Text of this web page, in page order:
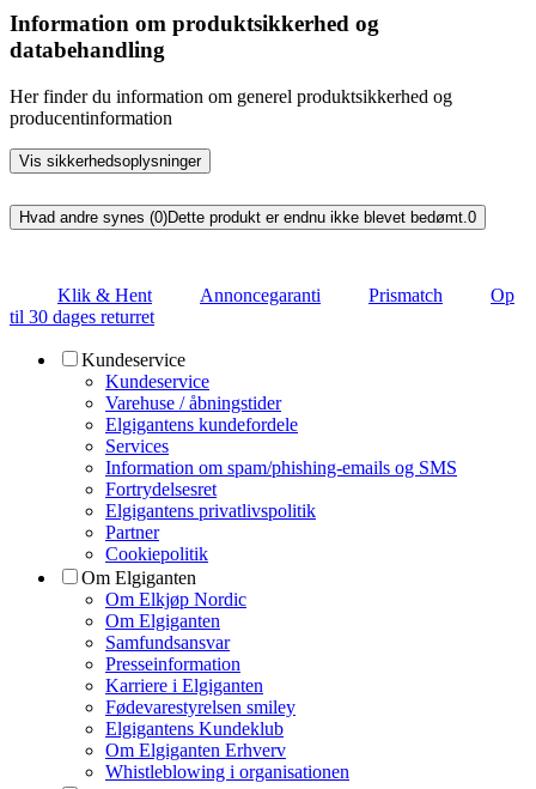
Information om produktsikkerhed og
databehandling
Her finder du information om generel produktsikkerhed og
producentinformation
Vis sikkerhedsoplysninger
Hvad andre synes (0)Dette produkt er endnu ikke blevet bedømt. 0
Klik & Hent Annoncegaranti Prismatch
Op
til 30 dages returret
Kundeservice
Kundeservice
Varehuse / åbningstider
Elgigantens kundefordele
Services
Information om spam/phishing-emails og SMS
Fortrydelsesret
Elgigantens privatlivspolitik
Partner
Cookiepolitik
Om Elgiganten
Om Elkjøp Nordic
Om Elgiganten
Samfundsansvar
Presseinformation
Karriere i Elgiganten
Fødevarestyrelsen smiley
Elgigantens Kundeklub
Om Elgiganten Erhverv
Whistleblowing i organisationen